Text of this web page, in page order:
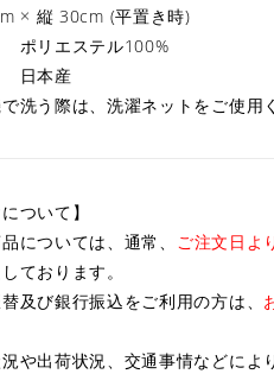
× 縦 30cm (平置き時)
リエステル100%
日本産
洗う際は、洗濯ネットをご使用
ついて】
については、通常、 ご注文日よ
ております。
替及び銀行振込をご利用の方は、
や出荷状況、交通事情などによ